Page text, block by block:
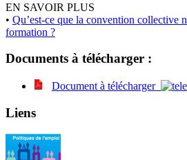
EN SAVOIR PLUS
• Qu’est-ce que la convention collective
formation ?
Documents à télécharger :
Document à télécharger
Liens